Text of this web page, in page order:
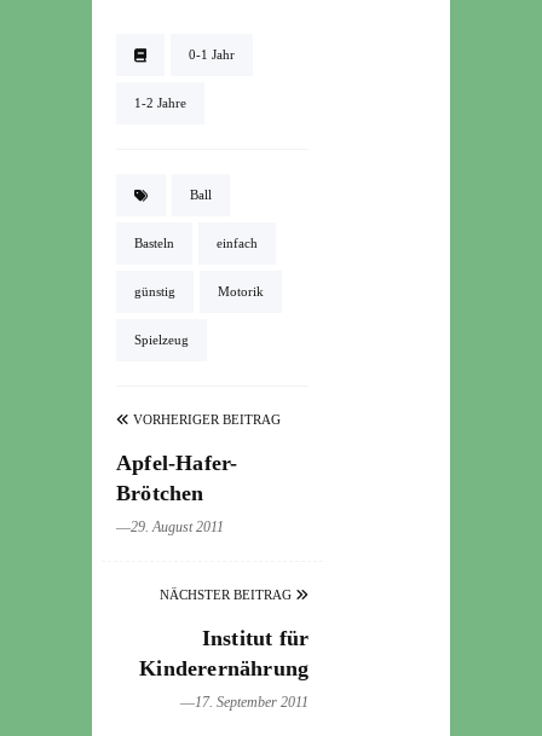
0-1 Jahr
1-2 Jahre
Ball
Basteln einfach
günstig Motorik
Spielzeug
VORHERIGER BEITRAG
Apfel-Hafer-
Brötchen
―29. August 2011
NÄCHSTER BEITRAG
Institut für
Kinderernährung
―17. September 2011